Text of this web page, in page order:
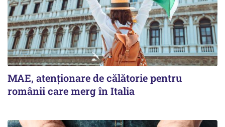
MAE, atenționare de călătorie pentru
românii care merg în Italia